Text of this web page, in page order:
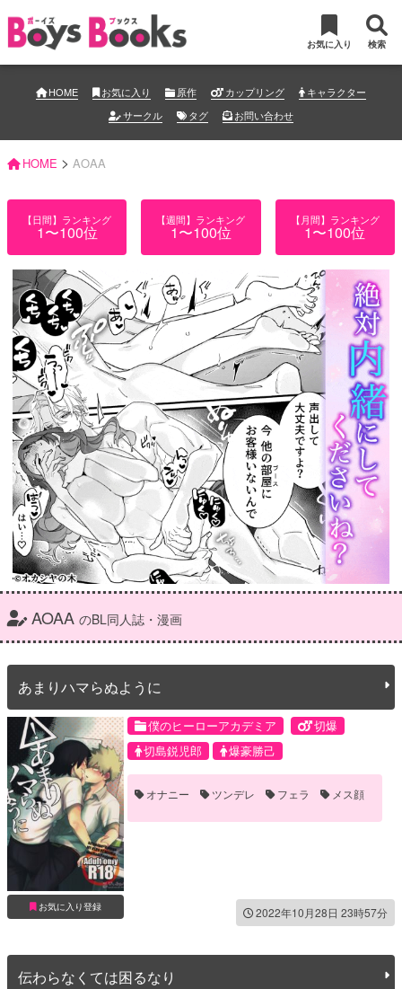
お気に入り 検索
HOME お気に入り 原作 カップリング
キャラクター
サークル
タグ お問い合わせ
HOME > AOAA
【日間】ランキング
1〜100位
【週間】ランキング
1〜100位
【月間】ランキング
1〜100位
AOAA のBL同人誌・漫画
あまりハマらぬように
お気に入り登録
僕のヒーローアカデミア
切爆
切島鋭児郎
爆豪勝己
オナニー ツンデレ フェラ メス顔
2022年10月28日 23時57分
伝わらなくては困るなり